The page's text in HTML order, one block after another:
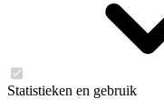
Statistieken en gebruik